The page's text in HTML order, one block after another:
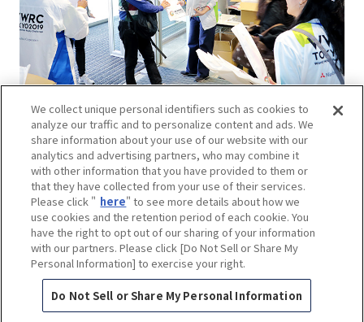
前の記事 一覧へ 次の記事
© 2026 Mitsubishi Corporation. All Rights Reserved.
We collect unique personal identifiers such as cookies to
analyze our traffic and to personalize content and ads. We
share information about your use of our website with our
analytics and advertising partners, who may combine it
with other information that you have provided to them or
that they have collected from your use of their services.
Please click " here" to see more details about how we
use cookies and the retention period of each cookie. You
have the right to opt out of our sharing of your information
with our partners. Please click [Do Not Sell or Share My
Personal Information] to exercise your right.
Do Not Sell or Share My Personal Information